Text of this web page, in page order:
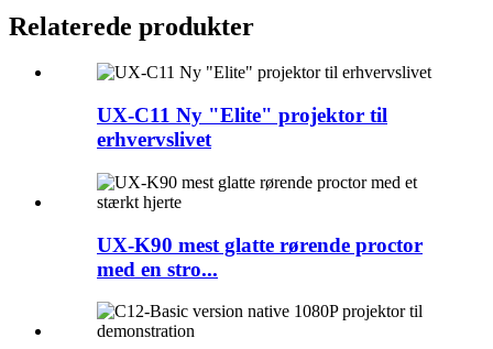
Relaterede produkter
UX-C11 Ny "Elite" projektor til
erhvervslivet
UX-K90 mest glatte rørende proctor
med en stro...